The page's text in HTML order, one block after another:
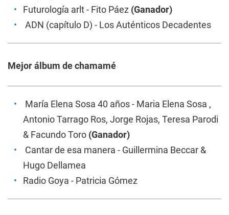
Futurología arlt- Fito Páez (Ganador)
ADN (capítulo D) - Los Auténticos Decadentes
Mejor álbum de chamamé
María Elena Sosa 40 años- Maria Elena Sosa ,
Antonio Tarrago Ros, Jorge Rojas, Teresa Parodi
& Facundo Toro (Ganador)
Cantar de esa manera - Guillermina Beccar &
Hugo Dellamea
Radio Goya - Patricia Gómez